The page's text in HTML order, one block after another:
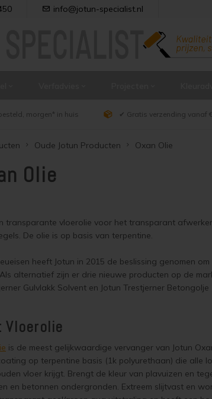
info@jotun-specialist.nl
morgen* in huis ✔ Gratis verzending vanaf €
Oude Jotun Producten Oxan Olie
Olie
transparante vloerolie voor het transparant
De olie is op basis van terpentine.
heeft Jotun in 2015 de beslissing genomen
alternatief zijn er drie nieuwe producten op de
Gulvlakk Solvent en Jotun Trestjerner
Vloerolie
is de meest gelijkwaardige vervanger van Jotun
op terpentine basis (1k polyurethaan) die alle
vloer krijgt. Brengt de kleur van plavuizen en
en betonnen ondergronden. Extreem slijtvast en